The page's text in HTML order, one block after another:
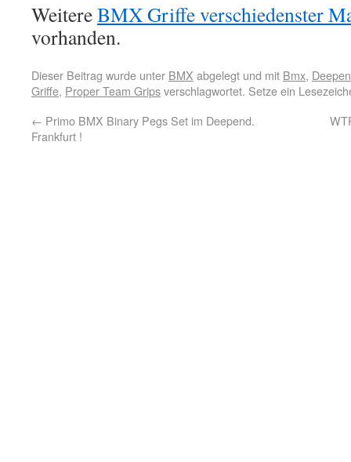
WeitereBMX Griffe verschiedenster
vorhanden.
Dieser Beitrag wurde unter BMX abgelegt und mit Bmx,
Griffe, Proper Team Gripsverschlagwortet. Setze ein
← Primo BMX Binary Pegs Set im Deepend.
Frankfurt !